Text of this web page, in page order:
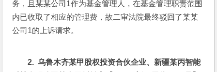
务，且某某公司1作为基金管理人，在基金管理职责范围
内已收取了相应的管理费，故二审法院最终驳回了某某
公司1的上诉请求。
2. 乌鲁木齐某甲股权投资合伙企业、新疆某丙智能